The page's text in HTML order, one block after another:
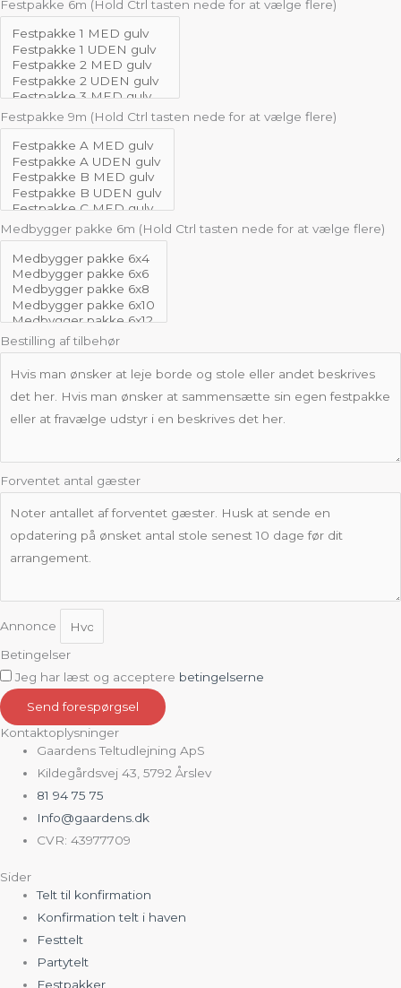
Festpakke 6m (Hold Ctrl tasten nede for at vælge flere)
Festpakke 9m (Hold Ctrl tasten nede for at vælge flere)
Medbygger pakke 6m (Hold Ctrl tasten nede for at vælge flere)
Bestilling af tilbehør
Forventet antal gæster
Annonce
Betingelser
Jeg har læst og acceptere betingelserne
Send forespørgsel
Kontaktoplysninger
Gaardens Teltudlejning ApS
Kildegårdsvej 43, 5792 Årslev
81 94 75 75
Info@gaardens.dk
CVR: 43977709
Sider
Telt til konfirmation
Konfirmation telt i haven
Festtelt
Partytelt
Festpakker